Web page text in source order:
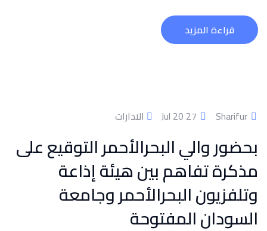
قراءة المزيد
الادارات
بحضور والي البحرالأحمر التوقيع على
مذكرة تفاهم بين هيئة إذاعة
وتلفزيون البحرالأحمر وجامعة
السودان المفتوحة